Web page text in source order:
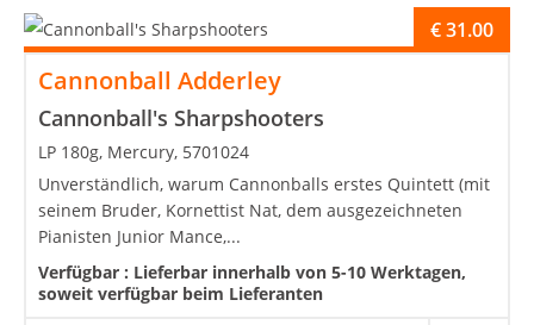
Cannonball Adderley
Cannonball's Sharpshooters
€31.00
LP 180g, Mercury, 5701024
Unverständlich, warum Cannonballs erstes Quintett (mit
seinem Bruder, Kornettist Nat, dem ausgezeichneten
Pianisten Junior Mance,...
Verfügbar : Lieferbar innerhalb von 5-10 Werktagen,
soweit verfügbar beim Lieferanten